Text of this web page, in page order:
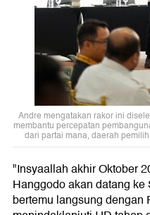
Andre mengatakan rakor ini
membantu percepatan
dari partai mana, daerah
"Insyaallah akhir Oktober
Hanggodo akan datang
bertemu langsung dengan